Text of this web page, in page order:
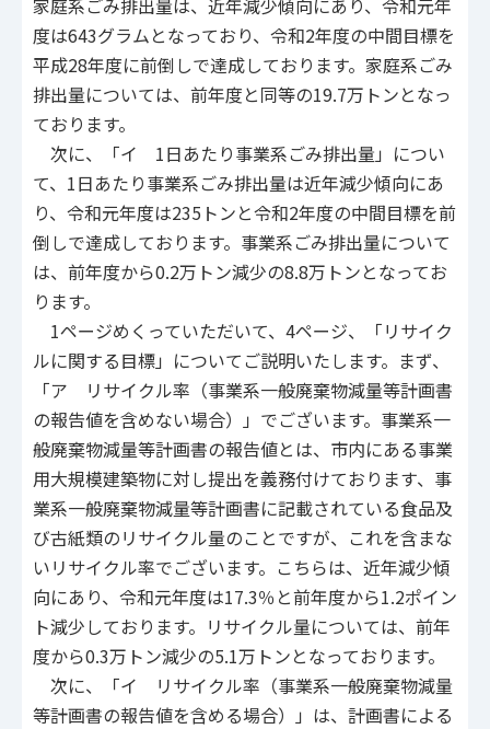
度は643グラムとなっており、令和2年度の中間目標を
平成28年度に前倒しで達成しております。家庭系ごみ
排出量については、前年度と同等の19.7万トンとなっ
ております。
次に、「イ 1日あたり事業系ごみ排出量」につい
て、1日あたり事業系ごみ排出量は近年減少傾向にあ
り、令和元年度は235トンと令和2年度の中間目標を前
倒しで達成しております。事業系ごみ排出量について
は、前年度から0.2万トン減少の8.8万トンとなってお
ります。
1ページめくっていただいて、4ページ、「リサイク
ルに関する目標」についてご説明いたします。まず、
「ア リサイクル率（事業系一般廃棄物減量等計画書
の報告値を含めない場合）」でございます。事業系一
般廃棄物減量等計画書の報告値とは、市内にある事業
用大規模建築物に対し提出を義務付けております、事
業系一般廃棄物減量等計画書に記載されている食品及
び古紙類のリサイクル量のことですが、これを含まな
いリサイクル率でございます。こちらは、近年減少傾
向にあり、令和元年度は17.3％と前年度から1.2ポイン
ト減少しております。リサイクル量については、前年
度から0.3万トン減少の5.1万トンとなっております。
次に、「イ リサイクル率（事業系一般廃棄物減量
等計画書の報告値を含める場合）」は、計画書による